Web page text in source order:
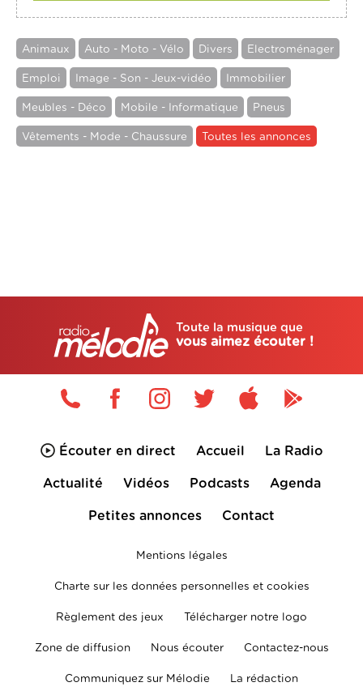
Animaux Auto - Moto - Vélo Divers Electroménager
Emploi Image - Son - Jeux-vidéo Immobilier
Meubles - Déco Mobile - Informatique Pneus
Vêtements - Mode - Chaussure Toutes les annonces
Toute la musique que
vous aimez écouter !
Écouter en direct Accueil La Radio
Actualité Vidéos Podcasts Agenda
Petites annonces Contact
Mentions légales
Charte sur les données personnelles et cookies
Règlement des jeux Télécharger notre logo
Zone de diffusion Nous écouter Contactez-nous
Communiquez sur Mélodie La rédaction